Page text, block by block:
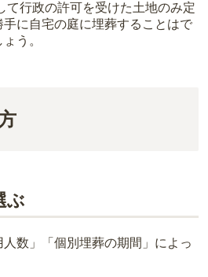
て行政の許可を受けた土地のみ定
に自宅の庭に埋葬することはで
う。
ぶ
数」「個別埋葬の期間」によっ